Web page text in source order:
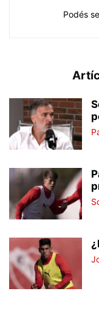
Podés